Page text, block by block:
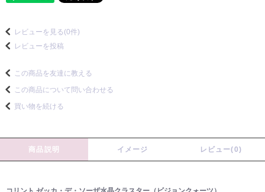
レビューを見る(0件)
レビューを投稿
この商品を友達に教える
この商品について問い合わせる
買い物を続ける
商品説明 イメージ レビュー(0)